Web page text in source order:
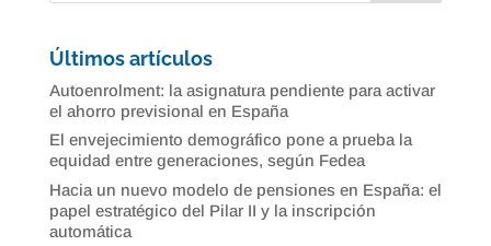
Últimos artículos
Autoenrolment: la asignatura pendiente para activar
el ahorro previsional en España
El envejecimiento demográfico pone a prueba la
equidad entre generaciones, según Fedea
Hacia un nuevo modelo de pensiones en España: el
papel estratégico del Pilar II y la inscripción
automática